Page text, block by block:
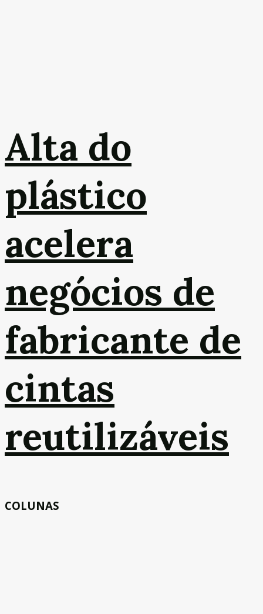
Alta do
plástico
acelera
negócios de
fabricante de
cintas
reutilizáveis
COLUNAS